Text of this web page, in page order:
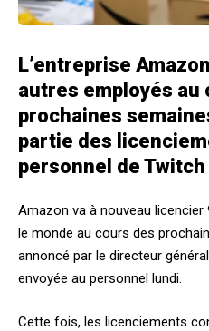
L’entreprise
autres employés au
prochaines
partie des
personnel de Twitch
Amazon va à nouveau
le monde au cours des
annoncé par le directeur
envoyée au personnel lundi.
Cette fois, les licenciements